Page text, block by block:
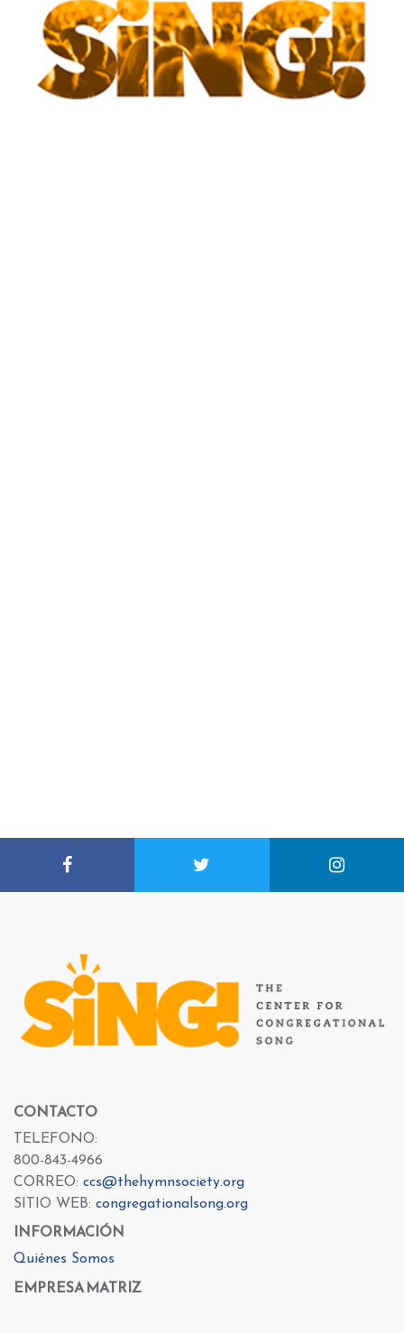
CONTACTO
TELEFONO:
800-843-4966
CORREO: ccs@thehymnsociety.org
SITIO WEB: congregationalsong.org
INFORMACIÓN
Quiénes Somos
EMPRESA MATRIZ